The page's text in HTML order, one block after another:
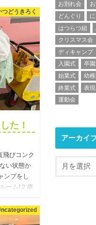
つどうきろく
た！
飛びコンク
い状態か
ンプをし
ーム(２歳
お別れ会
どんぐり
はつらつ組
クリスマス会
ディキャンプ
入園式
卒
始業式
幼
終業式
表
運動会
アーカイ